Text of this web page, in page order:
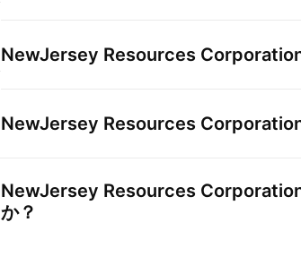
NewJersey Resources
NewJersey Resources
NewJersey Resources
か？